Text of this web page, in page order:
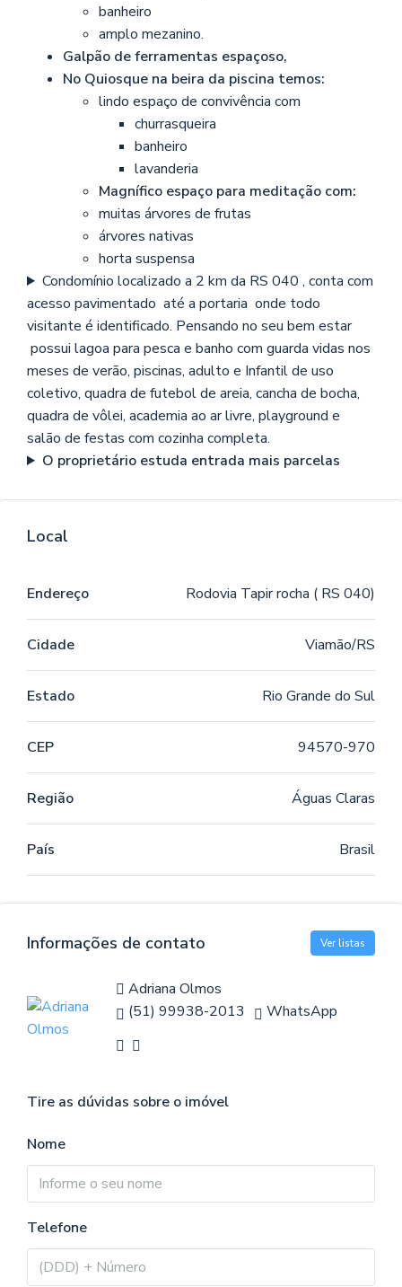
banheiro
amplo mezanino.
Galpão de ferramentas espaçoso,
No Quiosque na beira da piscina temos:
lindo espaço de convivência com
churrasqueira
banheiro
lavanderia
Magnífico espaço para meditação com:
muitas árvores de frutas
árvores nativas
horta suspensa
Condomínio localizado a 2 km da RS 040 , conta com
acesso pavimentado até a portaria onde todo
visitante é identificado. Pensando no seu bem estar
possui lagoa para pesca e banho com guarda vidas nos
meses de verão, piscinas, adulto e Infantil de uso
coletivo, quadra de futebol de areia, cancha de bocha,
quadra de vôlei, academia ao ar livre, playground e
salão de festas com cozinha completa.
O proprietário estuda entrada mais parcelas
Local
Endereço Rodovia Tapir rocha ( RS 040)
Cidade Viamão/RS
Estado Rio Grande do Sul
CEP 94570-970
Região Águas Claras
País Brasil
Informações de contato Ver listas
Adriana Olmos
(51) 99938-2013
WhatsApp
Tire as dúvidas sobre o imóvel
Nome
Telefone